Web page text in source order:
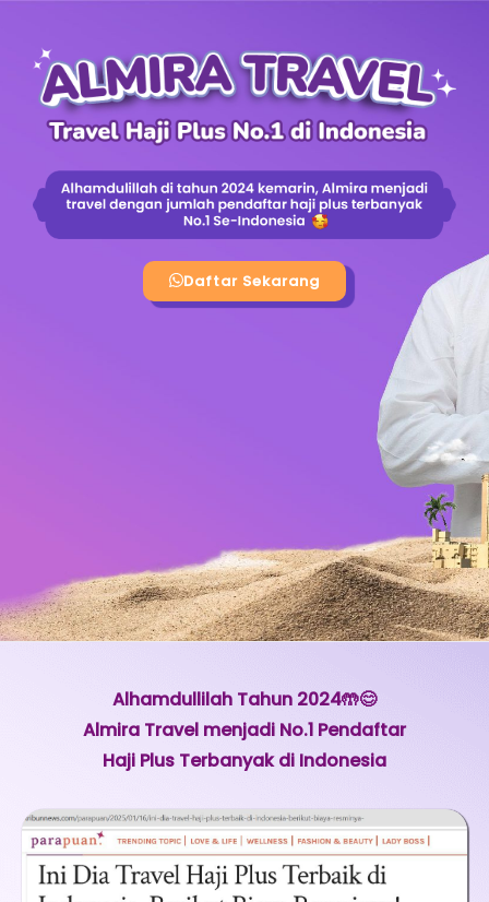
Daftar Sekarang
Alhamdullilah Tahun 2024🤲😊
Almira Travel menjadi No.1 Pendaftar
Haji Plus Terbanyak di Indonesia